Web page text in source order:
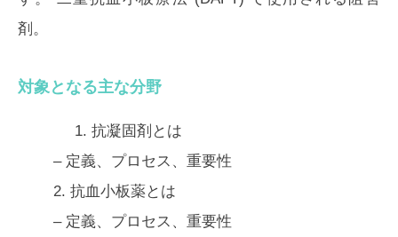
剤。
対象となる主な分野
1. 抗凝固剤とは
– 定義、プロセス、重要性
2. 抗血小板薬とは
– 定義、プロセス、重要性